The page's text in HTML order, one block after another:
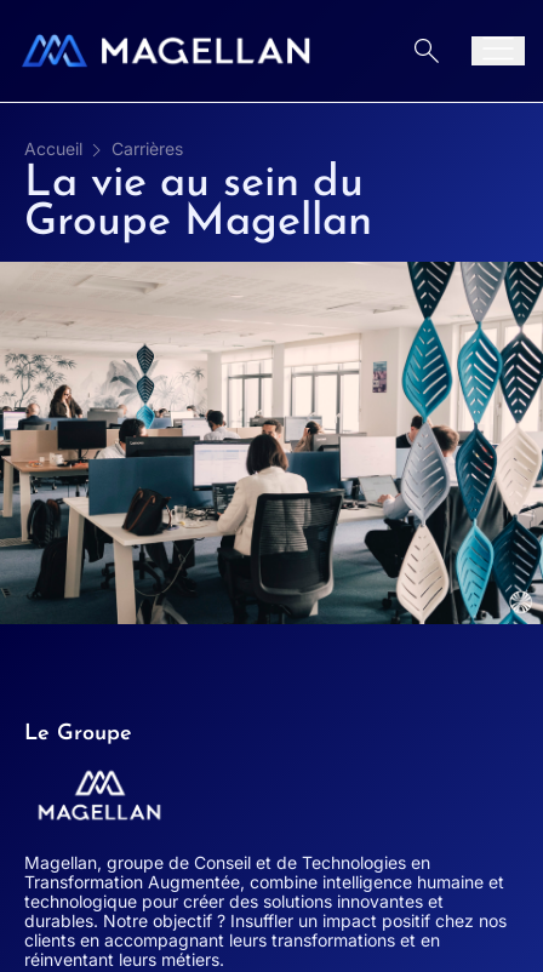
Accueil Carrières
La vie au sein du
Groupe Magellan
Le Groupe
Magellan, groupe de Conseil et de Technologies en
Transformation Augmentée, combine intelligence humaine et
technologique pour créer des solutions innovantes et
durables. Notre objectif ? Insuffler un impact positif chez nos
clients en accompagnant leurs transformations et en
réinventant leurs métiers.